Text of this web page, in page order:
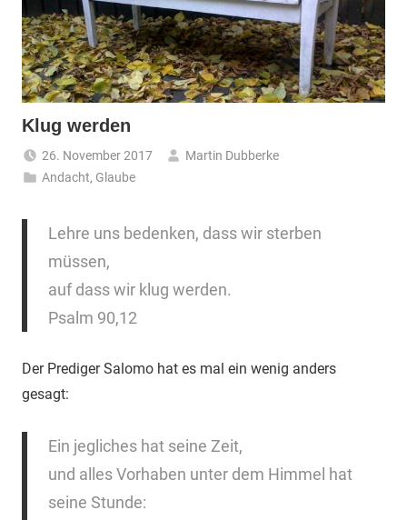
Klug werden
26. November 2017
Martin Dubberke
Andacht, Glaube
Lehre uns bedenken, dass wir sterben
müssen,
auf dass wir klug werden.
Psalm 90,12
Der Prediger Salomo hat es mal ein wenig anders
gesagt:
Ein jegliches hat seine Zeit,
und alles Vorhaben unter dem Himmel hat
seine Stunde: